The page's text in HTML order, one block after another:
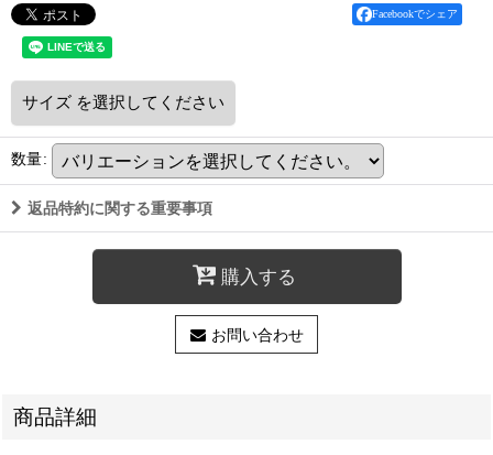
Facebookでシェア
サイズ を選択してください
数量:
返品特約に関する重要事項
購入する
お問い合わせ
商品詳細